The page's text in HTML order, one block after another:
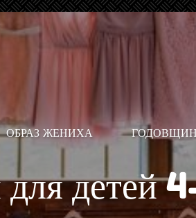
ОБРАЗ ЖЕНИХА
детей